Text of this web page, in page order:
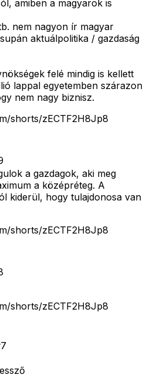
amiben a magyarok is
nem nagyon ír magyar
aktuálpolitika / gazdaság
felé mindig is kellett
lappal egyetemben szárazon
nem nagy biznisz.
shorts/zECTF2H8Jp8
a gazdagok, aki meg
a középréteg. A
kiderül, hogy tulajdonosa van
shorts/zECTF2H8Jp8
shorts/zECTF2H8Jp8
7